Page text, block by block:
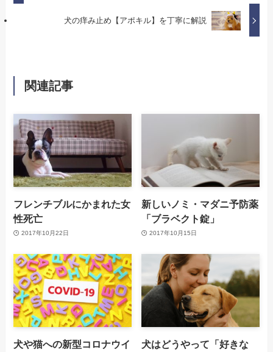
犬の痒み止め【アポキル】を丁寧に解説
関連記事
フレンチブルにかまれた女
性死亡
2017年10月22日
新しいノミ・マダニ予防薬
「ブラベクト錠」
2017年10月15日
犬や猫への新型コロナウイ
犬はどうやって「好きな